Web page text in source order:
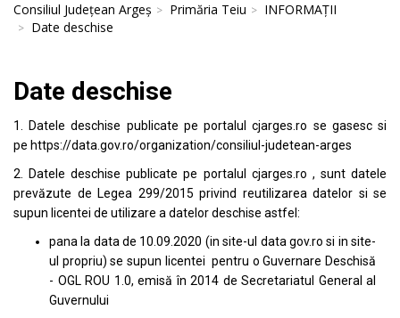
Consiliul Județean Argeș Primăria Teiu
INFORMAȚII
Date deschise
Date deschise
1. Datele deschise publicate pe portalulcjarges.ro se gasesc si
pe https://data.gov.ro/organization/consiliul-judetean-arges
2. Datele deschise publicate pe portalul cjarges.ro , sunt datele
prevăzute de Legea 299/2015 privind reutilizarea datelor si se
supun licentei de utilizare a datelor deschise astfel:
pana la data de 10.09.2020 (in site-ul data gov.ro si in site-
ul propriu) se supun licentei pentru o Guvernare Deschisă
- OGL ROU 1.0, emisă în 2014 de Secretariatul General al
Guvernului